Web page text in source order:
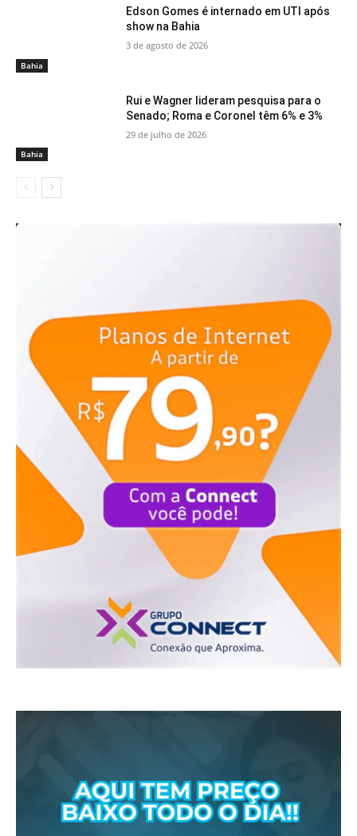
Bahia
Edson Gomes é internado em UTI após
show na Bahia
3 de agosto de 2026
Bahia
Rui e Wagner lideram pesquisa para o
Senado; Roma e Coronel têm 6% e 3%
29 de julho de 2026